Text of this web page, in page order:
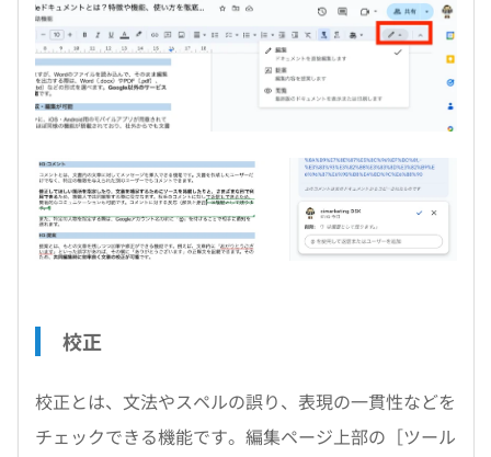
校正
校正とは、文法やスペルの誤り、表現の一貫性などを
チェックできる機能です。編集ページ上部の［ツール